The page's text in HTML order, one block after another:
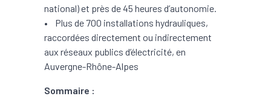
national) et près de 45 heures d’autonomie.
• Plus de 700 installations hydrauliques,
raccordées directement ou indirectement
aux réseaux publics d’électricité, en
Auvergne-Rhône-Alpes
Sommaire :